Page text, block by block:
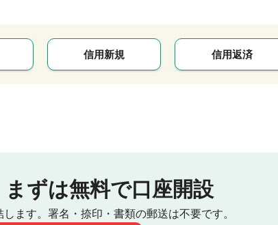
信用新規 信用返済
まずは無料で口座開設
ます。 署名・捺印・書類の郵送は不要です。